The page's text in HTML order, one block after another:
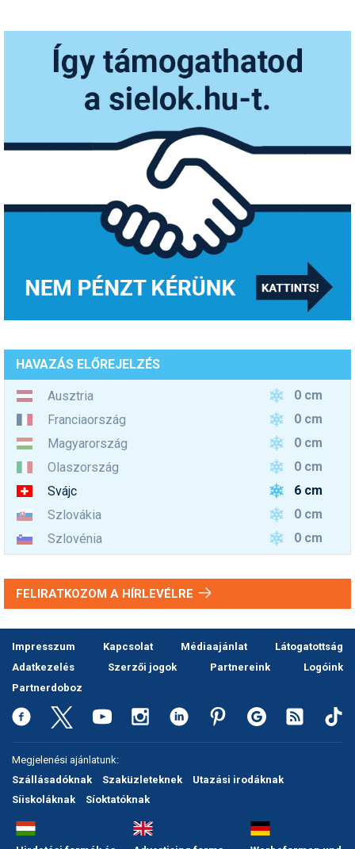
HAVAZÁS ELŐREJELZÉS
Ausztria
0 cm
Franciaország
0 cm
Magyarország
0 cm
Olaszország
0 cm
Svájc
6 cm
Szlovákia
0 cm
Szlovénia
0 cm
FELIRATKOZOM A HÍRLEVÉLRE
Impresszum Kapcsolat Médiaajánlat
Látogatottság
Adatkezelés
Szerzői jogok Partnereink
Logóink
Partnerdoboz
Megjelenési ajánlatunk:
Szállásadóknak
Szaküzleteknek
Utazási irodáknak
Síiskoláknak
Síoktatóknak